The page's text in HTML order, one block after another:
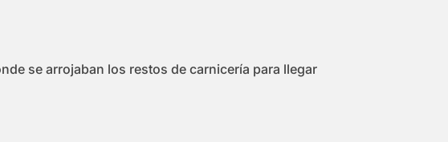
se arrojaban los restos de carnicería para llegar